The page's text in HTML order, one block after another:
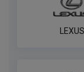
LEXUS